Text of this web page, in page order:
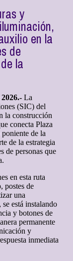
y
en la
de
la
La
(SIC) del
la construcción
conecta Plaza
de la
de la estrategia
de personas que
en esta ruta
postes de
una
está instalando
y botones de
permanente
y
inmediata